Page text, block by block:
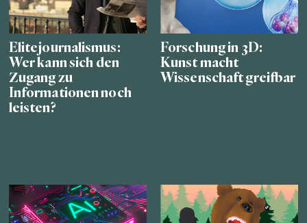
Elitejournalismus:
Wer kann sich den
Zugang zu
Informationen noch
leisten?
Forschung in 3D:
Kunst macht
Wissenschaft greifbar